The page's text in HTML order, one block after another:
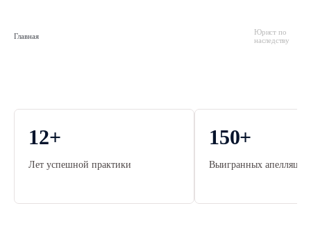
Главная
Юрист по
наследству
12+
Лет успешной практики
150+
Выигранных